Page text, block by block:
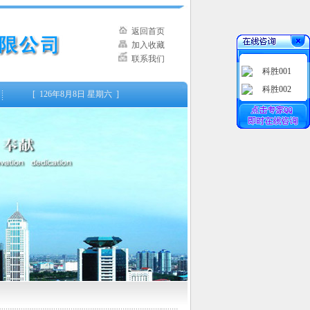
返回首页
加入收藏
联系我们
[ 126年8月8日 星期六 ]
科胜001
科胜002